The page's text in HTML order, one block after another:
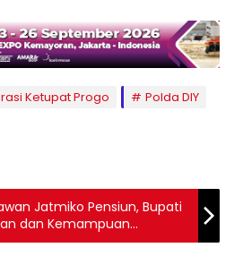
Ketupat Progo
Polda DIY
Jatmiko Pensiun, Bupati
dan Kemampuan